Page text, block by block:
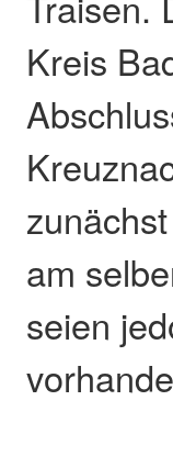
Kreis
am
seien